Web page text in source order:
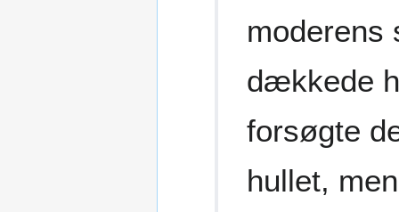
moderens
dækkede
forsøgte
hullet,